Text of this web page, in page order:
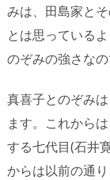
みは、田島家と
とは思っている
のぞみの強さな
真喜子とのぞみ
ます。これから
する七代目(石井
からは以前の通